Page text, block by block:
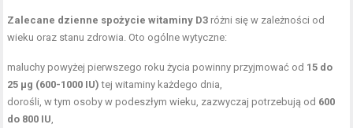
Zalecane dzienne spożycie witaminy D3 różni się w zależności od
wieku oraz stanu zdrowia. Oto ogólne wytyczne:
maluchy powyżej pierwszego roku życia powinny przyjmować od 15 do
25 µg (600-1000 IU) tej witaminy każdego dnia,
dorośli, w tym osoby w podeszłym wieku, zazwyczaj potrzebują od 600
do 800 IU